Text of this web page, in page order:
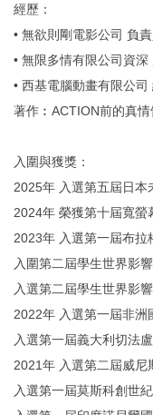
經歷：
• 無欲則剛電影公司 負責
• 無限多情有限公司資深
• 西基電腦動畫有限公司
著作︰ACTION前的真情
入圍與獲獎：
2025年 入選第五屆日本
2024年 榮獲第十屆寬螢
2023年 入選第一屆布拉
入圍第二屆學生世界影
入選第二屆學生世界影
2022年 入選第一屆非洲
入選第一屆義大利切法
2021年 入選第二屆威尼
入選第一屆莫斯科創世